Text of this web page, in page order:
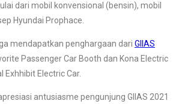
dari mobil konvensional (bensin), mobil
Hyundai Prophace.
mendapatkan penghargaan dari GIIAS
Passenger Car Booth dan Kona Electric
Exhhibit Electric Car.
antusiasme pengunjung GIIAS 2021